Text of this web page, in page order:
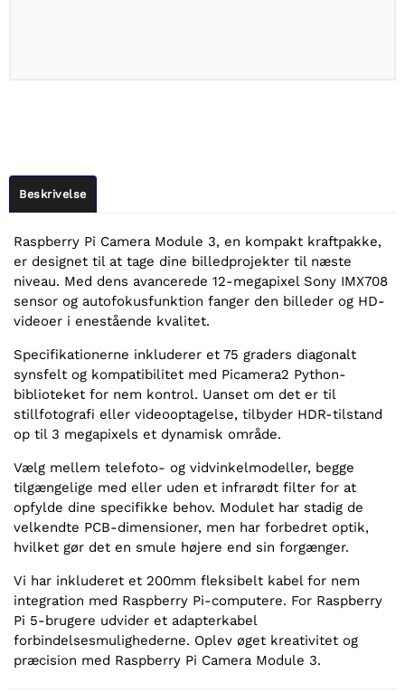
Beskrivelse
Raspberry Pi Camera Module 3, en kompakt kraftpakke,
er designet til at tage dine billedprojekter til næste
niveau. Med dens avancerede 12-megapixel Sony IMX708
sensor og autofokusfunktion fanger den billeder og HD-
videoer i enestående kvalitet.
Specifikationerne inkluderer et 75 graders diagonalt
synsfelt og kompatibilitet med Picamera2 Python-
biblioteket for nem kontrol. Uanset om det er til
stillfotografi eller videooptagelse, tilbyder HDR-tilstand
op til 3 megapixels et dynamisk område.
Vælg mellem telefoto- og vidvinkelmodeller, begge
tilgængelige med eller uden et infrarødt filter for at
opfylde dine specifikke behov. Modulet har stadig de
velkendte PCB-dimensioner, men har forbedret optik,
hvilket gør det en smule højere end sin forgænger.
Vi har inkluderet et 200mm fleksibelt kabel for nem
integration med Raspberry Pi-computere. For Raspberry
Pi 5-brugere udvider et adapterkabel
forbindelsesmulighederne. Oplev øget kreativitet og
præcision med Raspberry Pi Camera Module 3.